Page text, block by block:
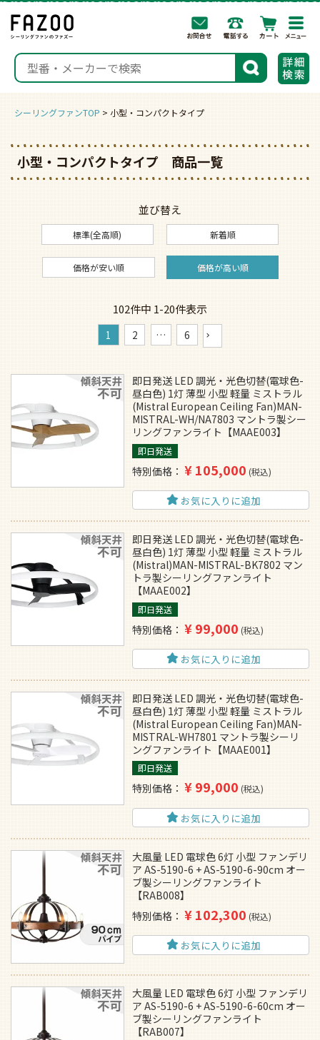
検索
シーリングファンTOP 小型・コンパクトタイプ
小型・コンパクトタイプ 商品一覧
並び替え
標準(全高順) 新着順
価格が安い順 価格が高い順
102件中 1-20件表示
1 2 … 6
即日発送 LED 調光・光色切替(電球色-
昼白色) 1灯 薄型 小型 軽量 ミストラル
(Mistral European Ceiling Fan)MAN-
MISTRAL-WH/NA7803 マントラ製シー
リングファンライト【MAAE003】
即日発送
特別価格 ¥105,000 税込
お気に入りに追加
即日発送 LED 調光・光色切替(電球色-
昼白色) 1灯 薄型 小型 軽量 ミストラル
(Mistral)MAN-MISTRAL-BK7802 マン
トラ製シーリングファンライト
【MAAE002】
即日発送
特別価格 ¥99,000 税込
お気に入りに追加
即日発送 LED 調光・光色切替(電球色-
昼白色) 1灯 薄型 小型 軽量 ミストラル
(Mistral European Ceiling Fan)MAN-
MISTRAL-WH7801 マントラ製シーリ
ングファンライト【MAAE001】
即日発送
特別価格 ¥99,000 税込
お気に入りに追加
大風量 LED 電球色 6灯 小型 ファンデリ
ア AS-5190-6 + AS-5190-6-90cm オー
ブ製シーリングファンライト
【RAB008】
特別価格
¥102,300 税込
お気に入りに追加
大風量 LED 電球色 6灯 小型 ファンデリ
ア AS-5190-6 + AS-5190-6-60cm オー
ブ製シーリングファンライト
【RAB007】